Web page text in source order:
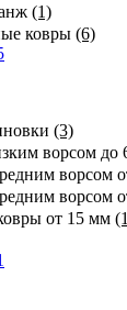
(1)
ковры (6)
(3)
ворсом до
ворсом
ворсом
от 15 мм